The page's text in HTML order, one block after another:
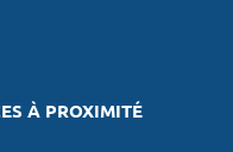
À PROXIMITÉ